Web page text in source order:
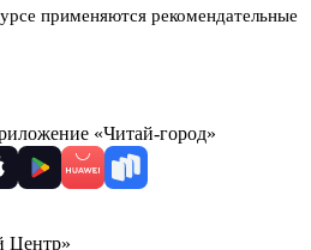
применяются рекомендательные
«Читай-город»